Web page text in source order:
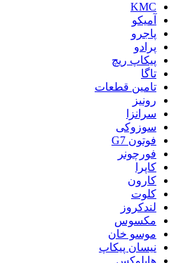
KMC
آمیکو
پاجرو
پرادو
پیکاپ ریچ
تاگا
تامین قطعات
رونیز
سرانزا
سوزوکی
فوتون G7
فورچونر
کاپرا
کارون
کلوت
لندکروز
مکسوس
موسو خان
نیسان پیکاپ